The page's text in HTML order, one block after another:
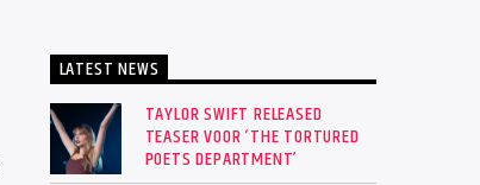
LATEST NEWS
TAYLOR SWIFT RELEASED
TEASER VOOR ‘THE TORTURED
POETS DEPARTMENT’